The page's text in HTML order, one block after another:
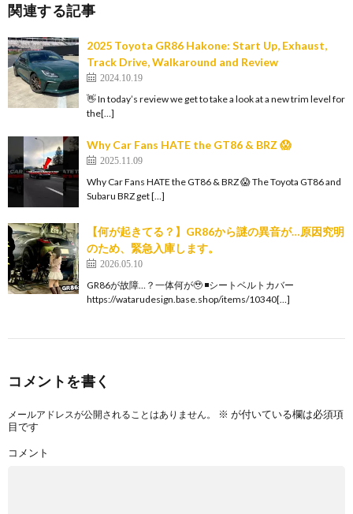
関連する記事
2025 Toyota GR86 Hakone: Start Up, Exhaust,
Track Drive, Walkaround and Review
2024.10.19
👋 In today’s review we get to take a look at a new trim level for
the[…]
Why Car Fans HATE the GT86 & BRZ 😱
2025.11.09
Why Car Fans HATE the GT86 & BRZ 😱 The Toyota GT86 and
Subaru BRZ get […]
【何が起きてる？】GR86から謎の異音が…原因究明
のため、緊急入庫します。
2026.05.10
GR86が故障…？一体何が🥹 ◾️シートベルトカバー
https://watarudesign.base.shop/items/10340[…]
コメントを書く
メールアドレスが公開されることはありません。 ※ が付いている欄は必須項
目です
コメント